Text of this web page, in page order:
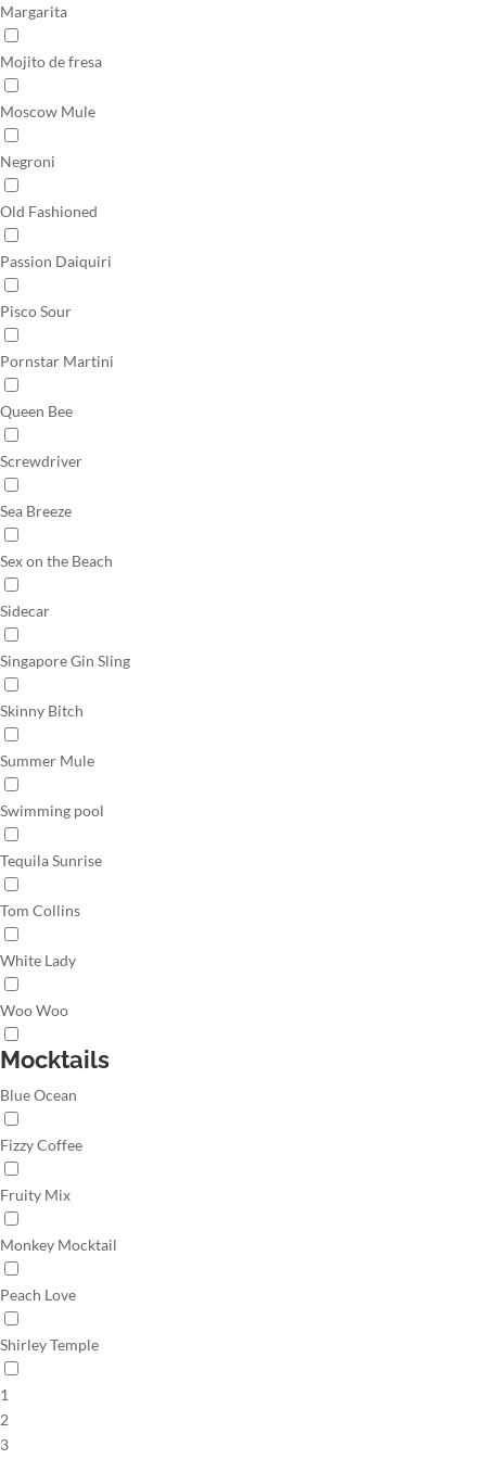
Margarita
Mojito de fresa
Moscow Mule
Negroni
Old Fashioned
Passion Daiquiri
Pisco Sour
Pornstar Martini
Queen Bee
Screwdriver
Sea Breeze
Sex on the Beach
Sidecar
Singapore Gin Sling
Skinny Bitch
Summer Mule
Swimming pool
Tequila Sunrise
Tom Collins
White Lady
Woo Woo
Mocktails
Blue Ocean
Fizzy Coffee
Fruity Mix
Monkey Mocktail
Peach Love
Shirley Temple
1
2
3